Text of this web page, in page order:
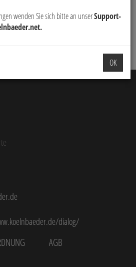
Sauna) Tagesauswahl
dialog/
AGB
wenden Sie sich bitte an unserSupport-
OK